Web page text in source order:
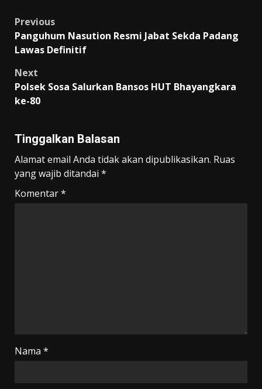
Post
navigation
Previous
Panguhum Nasution Resmi Jabat Sekda Padang
Lawas Definitif
Next
Polsek Sosa Salurkan Bansos HUT Bhayangkara
ke-80
Tinggalkan Balasan
Alamat email Anda tidak akan dipublikasikan. Ruas
yang wajib ditandai *
Komentar*
Nama *